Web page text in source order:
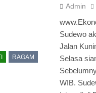
RAGAM
Admin
Sudewo
Jalan
Selasa
WIB.